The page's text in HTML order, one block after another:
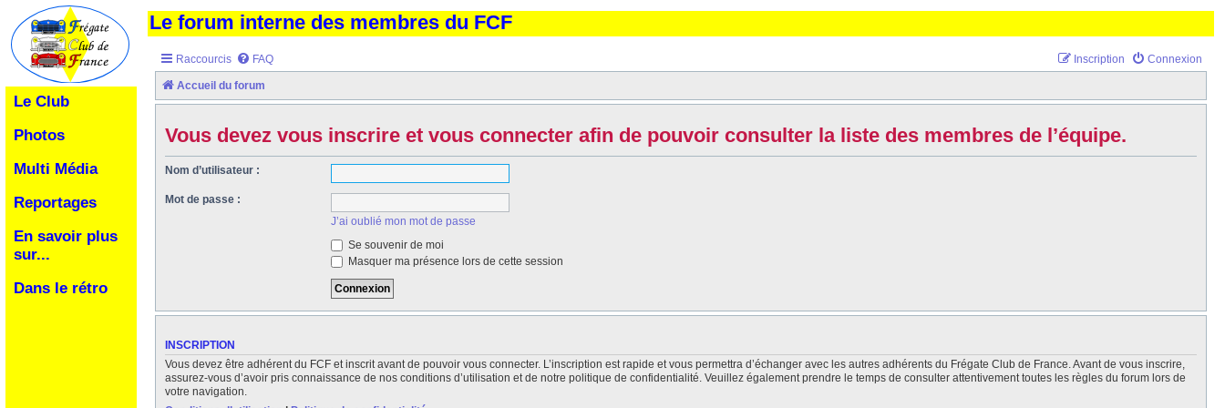
Le Club
Photos
Multi Média
Reportages
En savoir plus
sur...
Dans le rétro
Le forum interne des membres du FCF
Raccourcis FAQ Connexion
Inscription
Accueil du forum
Vous devez vous inscrire et vous connecter afin de pouvoir consulter la liste des membres de l’équipe.
Nom d’utilisateur :
Mot de passe :
J’ai oublié mon mot de passe
Se souvenir de moi
Masquer ma présence lors de cette session
INSCRIPTION
Vous devez être adhérent du FCF et inscrit avant de pouvoir vous connecter. L’inscription est rapide et vous permettra d’échanger avec les autres adhérents du Frégate Club de France. Avant de vous inscrire,
assurez-vous d’avoir pris connaissance de nos conditions d’utilisation et de notre politique de confidentialité. Veuillez également prendre le temps de consulter attentivement toutes les règles du forum lors de
votre navigation.